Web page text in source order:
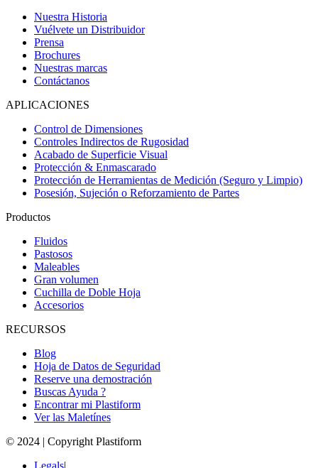
Nuestra Historia
Vuélvete un Distribuidor
Prensa
Brochures
Nuestras marcas
Contáctanos
APLICACIONES
Control de Dimensiones
Controles Indirectos de Rugosidad
Acabado de Superficie Visual
Protección & Enmascarado
Protección de Herramientas de Medición (Seguro y Limpio)
Posesión, Sujeción o Reforzamiento de Partes
Productos
Fluidos
Pastosos
Maleables
Gran volumen
Cuchilla de Doble Hoja
Accesorios
RECURSOS
Blog
Hoja de Datos de Seguridad
Reserve una demostración
Buscas Ayuda ?
Encontrar mi Plastiform
Ver las Maletínes
© 2024 | Copyright Plastiform